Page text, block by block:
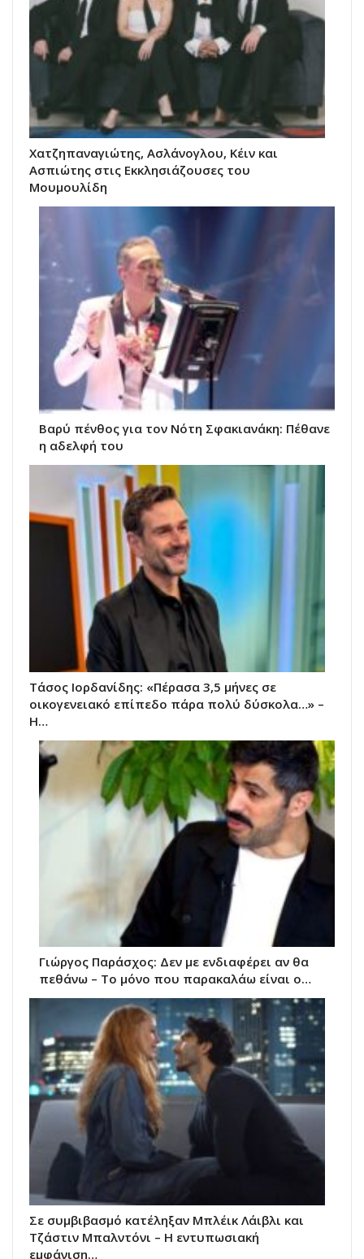
Χατζηπαναγιώτης, Ασλάνογλου, Κέιν και
Ασπιώτης στις Εκκλησιάζουσες του
Μουμουλίδη
Βαρύ πένθος για τον Νότη Σφακιανάκη: Πέθανε
η αδελφή του
Τάσος Ιορδανίδης: «Πέρασα 3,5 μήνες σε
οικογενειακό επίπεδο πάρα πολύ δύσκολα…» –
Η…
Γιώργος Παράσχος: Δεν με ενδιαφέρει αν θα
πεθάνω – Το μόνο που παρακαλάω είναι ο…
Σε συμβιβασμό κατέληξαν Μπλέικ Λάιβλι και
Τζάστιν Μπαλντόνι – Η εντυπωσιακή
εμφάνιση…